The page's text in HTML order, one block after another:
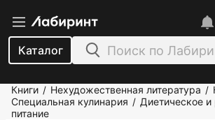
Каталог
Книги / Нехудожественная литература /
Специальная кулинария / Диетическое и
питание